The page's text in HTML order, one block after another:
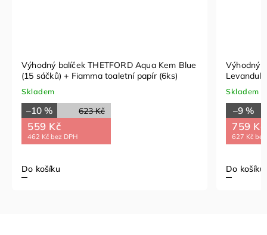
Výhodný balíček THETFORD Aqua Kem Blue
(15 sáčků) + Fiamma toaletní papír (6ks)
Skladem
623 Kč
–10 %
559 Kč
462 Kč bez DPH
Do košíku
Výhodný
Skladem
–9 %
759 Kč
627 Kč
Do košíku